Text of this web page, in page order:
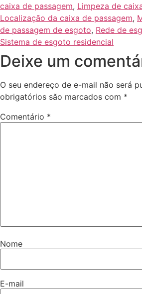
caixa de passagem, Limpeza de
Localização da caixa de passagem,
de passagem de esgoto, Rede de
Sistema de esgoto residencial
Deixe um
O seu endereço de e-mail não será
obrigatórios são marcados com *
Comentário *
Nome
E-mail